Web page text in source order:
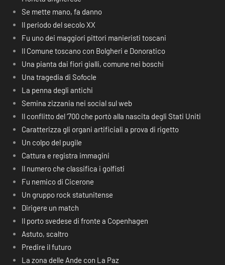
Se mette mano, fa danno
Il periodo del secolo XX
Fu uno dei maggiori pittori manieristi toscani
Il Comune toscano con Bolgheri e Donoratico
Una pianta dai fiori gialli, comune nei boschi
Una tragedia di Sofocle
La penna degli antichi
Semina zizzania nei social sul web
Il conflitto del ‘700 che portò alla nascita degli Stati Uniti
Caratterizza gli organi artificiali a prova di rigetto
Un colpo del pugile
Cattura e registra immagini
Il numero che classifica i golfisti
Fu nemico di Cicerone
Un gruppo rock statunitense
Dirigere un match
Il porto svedese di fronte a Copenhagen
Astuto, scaltro
Predire il futuro
La zona delle Ande con La Paz